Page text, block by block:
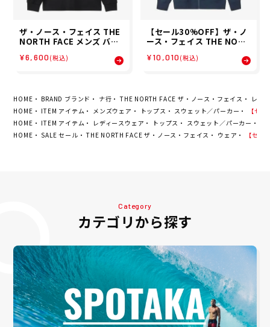
ザ・ノース・フェイス THE
NORTH FACE メンズ バッ
BACK SQUARE LOGO TE
¥6,600 (税込)
【セール30%OFF】ザ・ノ
ース・フェイス THE NORT
フルジップ フーディ REAR
¥10,010 (税込)
HOME BRAND ブランド ナ行 THE NORTH FACE ザ・ノース・フェイス
レデ
HOME
ITEM アイテム メンズウェア トップス スウェット／パーカー
【セ
HOME
ITEM アイテム レディースウェア トップス スウェット／パーカー
HOME
SALE セール THE NORTH FACE ザ・ノース・フェイス ウェア 【セー
Category
カテゴリから探す